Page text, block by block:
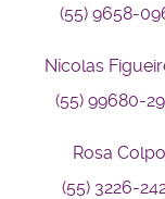
(55) 9658-
Nícolas
(55) 99680-
Rosa Colpo
(55) 3226-